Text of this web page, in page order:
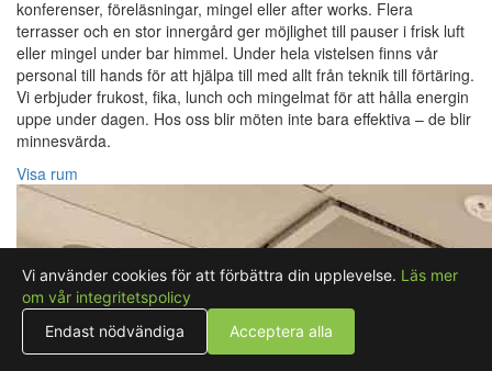
konferenser, föreläsningar, mingel eller after works. Flera
terrasser och en stor innergård ger möjlighet till pauser i frisk luft
eller mingel under bar himmel. Under hela vistelsen finns vår
personal till hands för att hjälpa till med allt från teknik till förtäring.
Vi erbjuder frukost, fika, lunch och mingelmat för att hålla energin
uppe under dagen. Hos oss blir möten inte bara effektiva – de blir
minnesvärda.
Visa rum
Vi använder cookies för att förbättra din upplevelse. Läs mer
om vår integritetspolicy
Endast nödvändiga
Acceptera alla